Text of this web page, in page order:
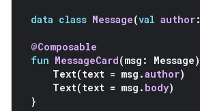
data class Message(val author:
@Composable
fun MessageCard(msg : Message)
Text(text = msg .author)
Text(text = msg . body)
}